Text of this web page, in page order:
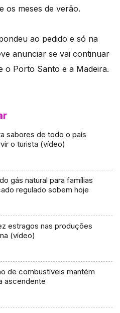
os meses de verão.
ao pedido e só na
anunciar se vai continuar
o Porto Santo e a Madeira.
sabores de todo o país
o turista (vídeo)
gás natural para famílias
regulado sobem hoje
estragos nas produções
(vídeo)
de combustíveis mantém
ascendente